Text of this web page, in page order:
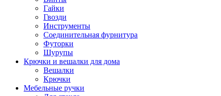
Гайки
Гвозди
Инструменты
Соединительная фурнитура
Футорки
Шурупы
Крючки и вешалки для дома
Вешалки
Крючки
Мебельные ручки